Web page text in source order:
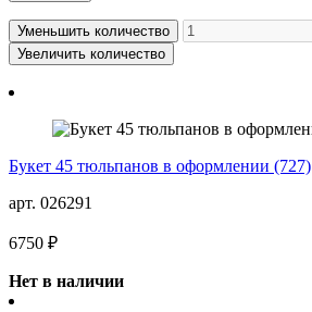
Уменьшить количество
Увеличить количество
Букет 45 тюльпанов в оформлении (727)
арт. 026291
6750 ₽
Нет в наличии